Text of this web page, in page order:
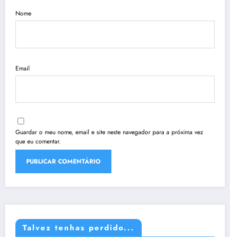
Nome
Email
Guardar o meu nome, email e site neste navegador para a próxima vez
que eu comentar.
Talvez tenhas perdido...